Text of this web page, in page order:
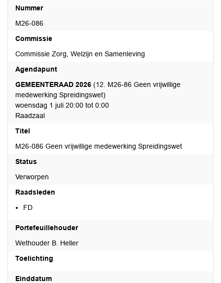
Nummer
M26-086
Commissie
Commissie Zorg, Welzijn en Samenleving
Agendapunt
GEMEENTERAAD 2026 (12. M26-86 Geen vrijwillige
medewerking Spreidingswet)
woensdag 1 juli 20:00 tot 0:00
Raadzaal
Titel
M26-086 Geen vrijwillige medewerking Spreidingswet
Status
Verworpen
Raadsleden
FD
Portefeuillehouder
Wethouder B. Heller
Toelichting
Einddatum